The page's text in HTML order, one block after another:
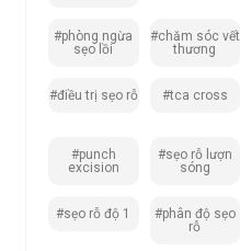
#phòng ngừa
sẹo lồi
#chăm sóc vết
thương
#điều trị sẹo rỗ #tca cross
#punch
excision
#sẹo rỗ lượn
sóng
#sẹo rỗ độ 1
#phân độ sẹo
rỗ